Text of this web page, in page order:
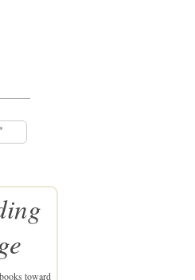
toward